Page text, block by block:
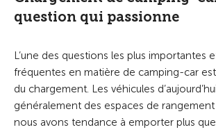
question qui passionne
L’une des questions les plus importantes
fréquentes en matière de camping-car
du chargement. Les véhicules
généralement des espaces de
nous avons tendance à emporter plus